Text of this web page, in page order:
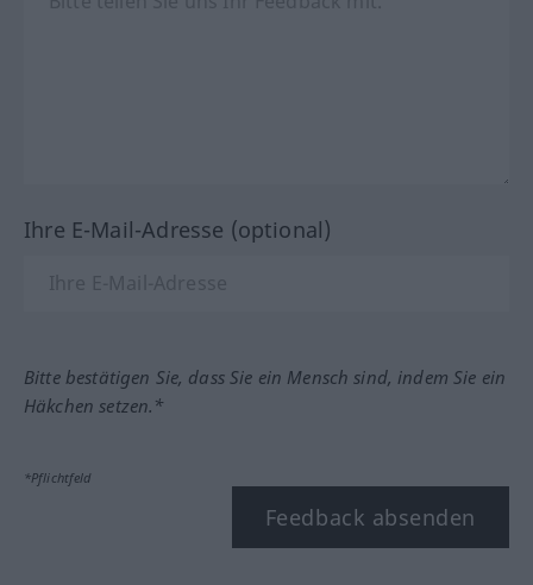
Ihre E-Mail-Adresse (optional)
Bitte bestätigen Sie, dass Sie ein Mensch sind, indem Sie ein
Häkchen setzen.*
*Pflichtfeld
Feedback absenden